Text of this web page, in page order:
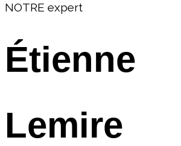
NOTRE expert
Étienne
Lemire